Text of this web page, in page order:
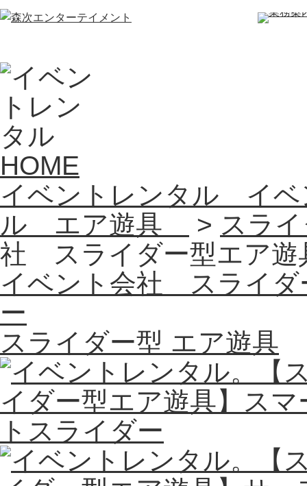
HOME
イベントレンタル イ
ル エア遊具
> スラ
社 スライダー型エア
イベント会社 スライ
ー
スライダー型 エア遊具